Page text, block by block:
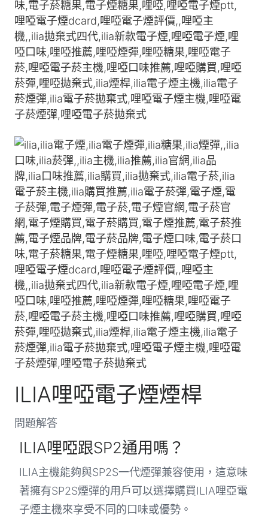
ILIA哩啞電子煙煙桿
問題解答
ILIA哩啞跟SP2通用嗎？
ILIA主機能夠與SP2S一代煙彈兼容使用，這意味
著擁有SP2S煙彈的用戶可以選擇購買ILIA哩亞電
子煙主機來享受不同的口味或優勢。